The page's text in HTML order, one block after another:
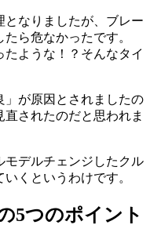
なりましたが、ブレー
ら危なかったです。
たような！？そんなタイ
」が原因とされましたの
されたのだと思われま
モデルチェンジしたクル
くというわけです。
5つのポイント